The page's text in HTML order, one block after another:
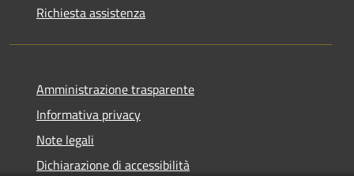
Richiesta assistenza
Amministrazione trasparente
Informativa privacy
Note legali
Dichiarazione di accessibilità